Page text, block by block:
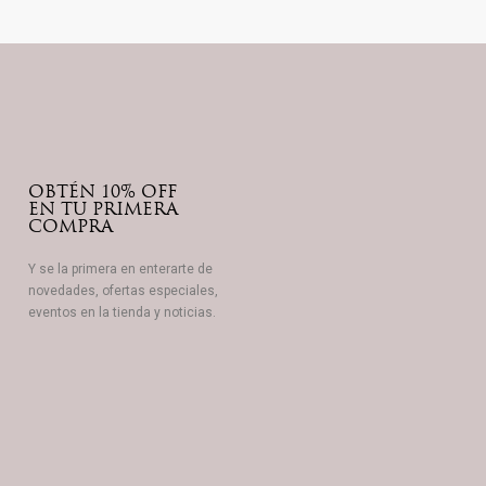
OBTÉN 10% OFF
EN TU PRIMERA
COMPRA
Y se la primera en enterarte de
novedades, ofertas especiales,
eventos en la tienda y noticias.